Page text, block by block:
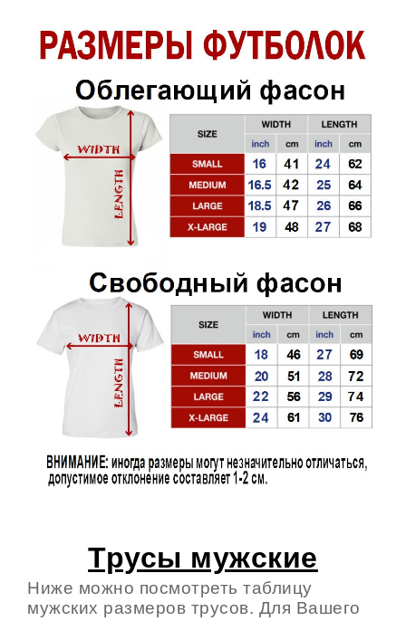
Трусы мужские
Ниже можно посмотреть таблицу
мужских размеров трусов. Для Вашего